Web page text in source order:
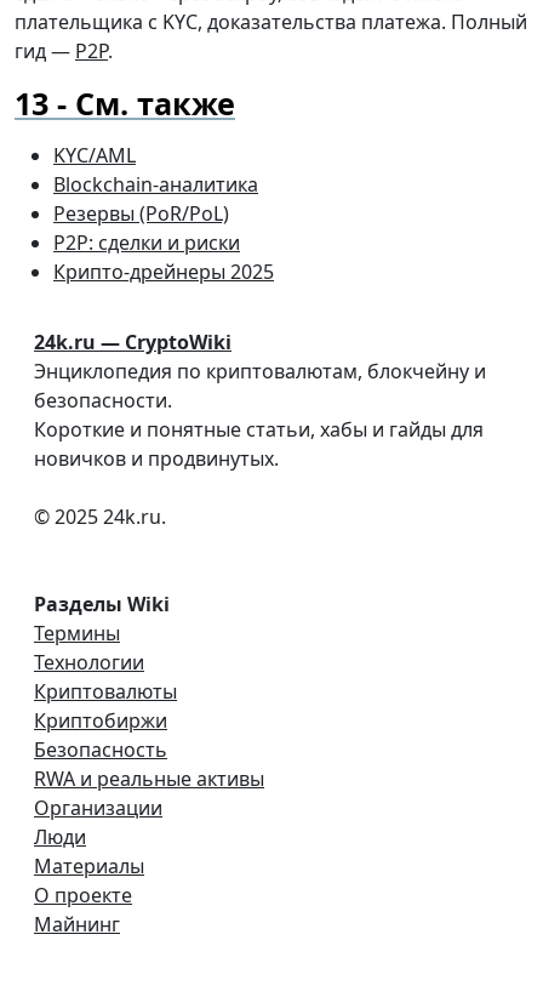
плательщика с KYC, доказательства платежа. Полный
гид — P2P.
См. также
KYC/AML
Blockchain-аналитика
Резервы (PoR/PoL)
P2P: сделки и риски
Крипто-дрейнеры 2025
24k.ru — CryptoWiki
Энциклопедия по криптовалютам, блокчейну и
безопасности.
Короткие и понятные статьи, хабы и гайды для
новичков и продвинутых.
© 2025 24k.ru.
Разделы Wiki
Термины
Технологии
Криптовалюты
Криптобиржи
Безопасность
RWA и реальные активы
Организации
Люди
Материалы
О проекте
Майнинг